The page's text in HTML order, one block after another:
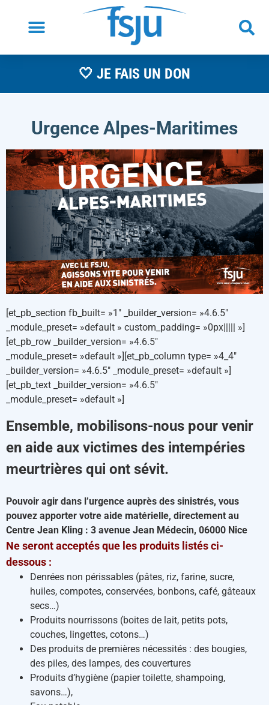
🤍 JE FAIS UN DON
Urgence Alpes-Maritimes
[et_pb_section fb_built= »1″ _builder_version= »4.6.5″
_module_preset= »default » custom_padding= »0px||||| »]
[et_pb_row _builder_version= »4.6.5″
_module_preset= »default »][et_pb_column type= »4_4″
_builder_version= »4.6.5″ _module_preset= »default »]
[et_pb_text _builder_version= »4.6.5″
_module_preset= »default »]
Ensemble, mobilisons-nous pour venir
en aide aux victimes des intempéries
meurtrières qui ont sévit.
Pouvoir agir dans l’urgence auprès des sinistrés, vous
pouvez apporter votre aide matérielle, directement au
Centre Jean Kling : 3 avenue Jean Médecin, 06000 Nice
Ne seront acceptés que les produits listés ci-
dessous :
Denrées non périssables (pâtes, riz, farine, sucre,
huiles, compotes, conservées, bonbons, café, gâteaux
secs…)
Produits nourrissons (boites de lait, petits pots,
couches, lingettes, cotons…)
Des produits de premières nécessités : des bougies,
des piles, des lampes, des couvertures
Produits d’hygiène (papier toilette, shampoing,
savons…),